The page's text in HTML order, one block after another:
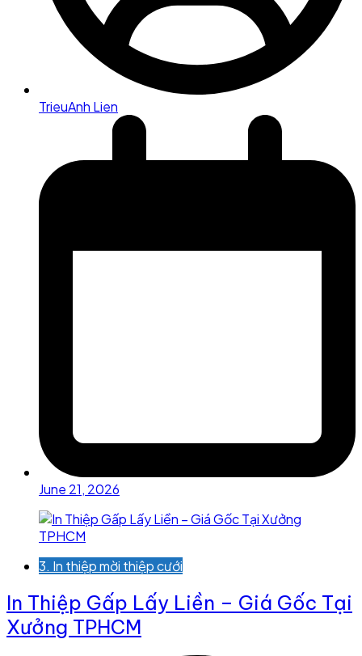
TrieuAnh Lien
June 21, 2026
3. In thiệp mời thiệp cưới
In Thiệp Gấp Lấy Liền – Giá Gốc Tại
Xưởng TPHCM